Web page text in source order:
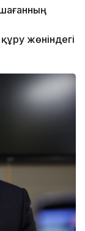
жөніндегі